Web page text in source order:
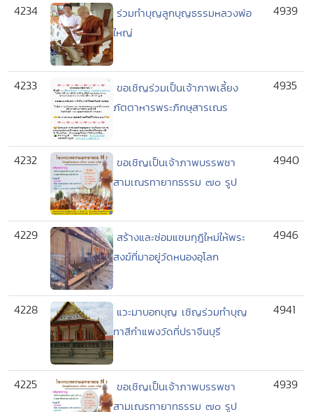
4234
ร่วมทำบุญลูกบุญธรรมหลวงพ่อ
ใหญ่
4939
4233
ขอเชิญร่วมเป็นเจ้าภาพเลี้ยง
ภัตตาหารพระภิกษุสารเณร
4935
4232
ขอเชิญเป็นเจ้าภาพบรรพชา
สามเณรทายาทธรรม ๗๐ รูป
4940
4229
สร้างและซ่อมแซมกุฎิใหม่ให้พระ
สงฆ์ที่มาอยู่วัดหนองอุโลก
4946
4228
แวะมาบอกบุญ เชิญร่วมทำบุญ
ทาสีกำแพงวัดที่ปราจีนบุรี
4941
4225
ขอเชิญเป็นเจ้าภาพบรรพชา
สามเณรทายาทธรรม ๗๐ รูป
4939